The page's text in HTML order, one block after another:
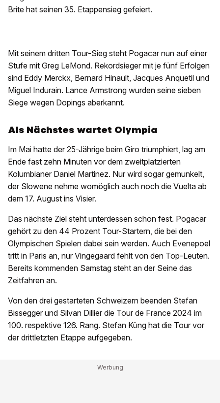
Brite hat seinen 35. Etappensieg gefeiert.
Mit seinem dritten Tour-Sieg steht Pogacar nun auf einer
Stufe mit Greg LeMond. Rekordsieger mit je fünf Erfolgen
sind Eddy Merckx, Bernard Hinault, Jacques Anquetil und
Miguel Indurain. Lance Armstrong wurden seine sieben
Siege wegen Dopings aberkannt.
Als Nächstes wartet Olympia
Im Mai hatte der 25-Jährige beim Giro triumphiert, lag am
Ende fast zehn Minuten vor dem zweitplatzierten
Kolumbianer Daniel Martinez. Nur wird sogar gemunkelt,
der Slowene nehme womöglich auch noch die Vuelta ab
dem 17. August ins Visier.
Das nächste Ziel steht unterdessen schon fest. Pogacar
gehört zu den 44 Prozent Tour-Startern, die bei den
Olympischen Spielen dabei sein werden. Auch Evenepoel
tritt in Paris an, nur Vingegaard fehlt von den Top-Leuten.
Bereits kommenden Samstag steht an der Seine das
Zeitfahren an.
Von den drei gestarteten Schweizern beenden Stefan
Bissegger und Silvan Dillier die Tour de France 2024 im
100. respektive 126. Rang. Stefan Küng hat die Tour vor
der drittletzten Etappe aufgegeben.